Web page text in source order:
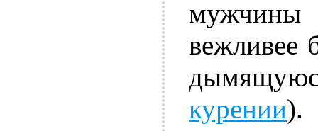
вежливее
курении).